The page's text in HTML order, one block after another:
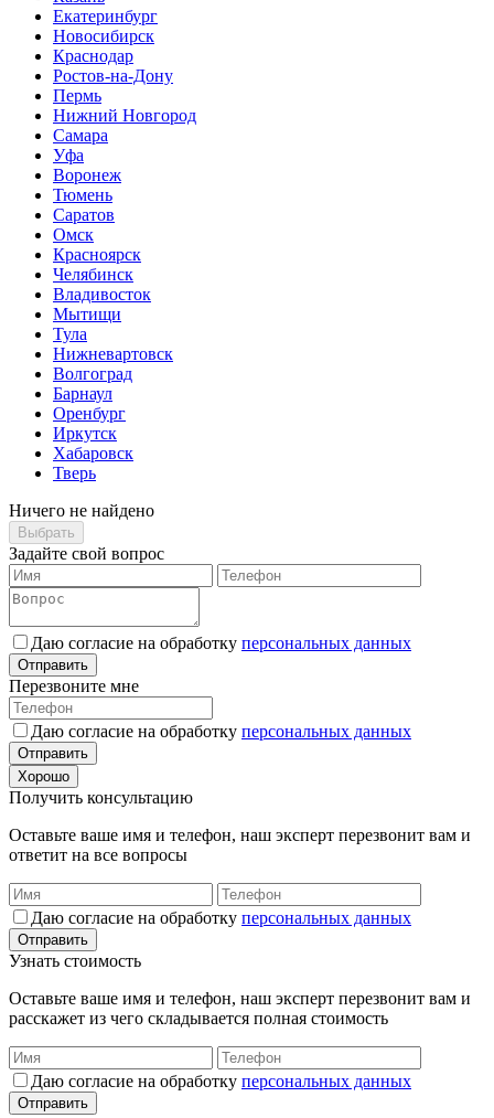
Екатеринбург
Новосибирск
Краснодар
Ростов-на-Дону
Пермь
Нижний Новгород
Самара
Уфа
Воронеж
Тюмень
Саратов
Омск
Красноярск
Челябинск
Владивосток
Мытищи
Тула
Нижневартовск
Волгоград
Барнаул
Оренбург
Иркутск
Хабаровск
Тверь
Ничего не найдено
Выбрать
Задайте свой вопрос
Даю согласие на обработку персональных данных
Отправить
Перезвоните мне
Даю согласие на обработку персональных данных
Отправить
Хорошо
Получить консультацию
Оставьте ваше имя и телефон, наш эксперт перезвонит вам и
ответит на все вопросы
Даю согласие на обработку персональных данных
Отправить
Узнать стоимость
Оставьте ваше имя и телефон, наш эксперт перезвонит вам и
расскажет из чего складывается полная стоимость
Даю согласие на обработку персональных данных
Отправить